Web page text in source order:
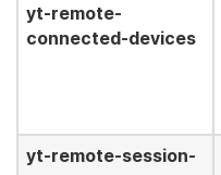
yt-remote-
connected-devices
yt-remote-session-